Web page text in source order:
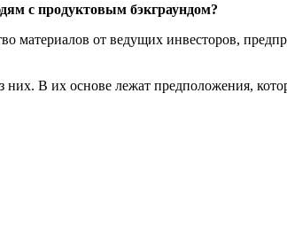
с продуктовым бэкграундом?
материалов от ведущих инвесторов,
В их основе лежат предположения,